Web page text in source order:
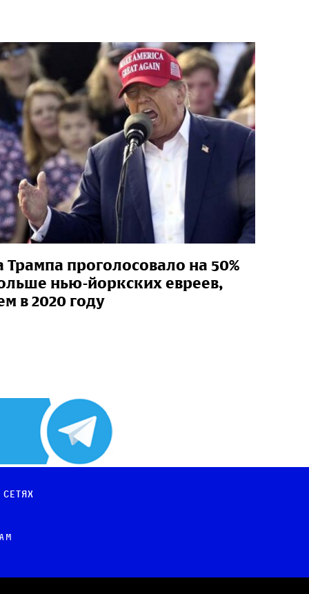
Трампа проголосовало на 50%
нью-йоркских евреев,
в 2020 году